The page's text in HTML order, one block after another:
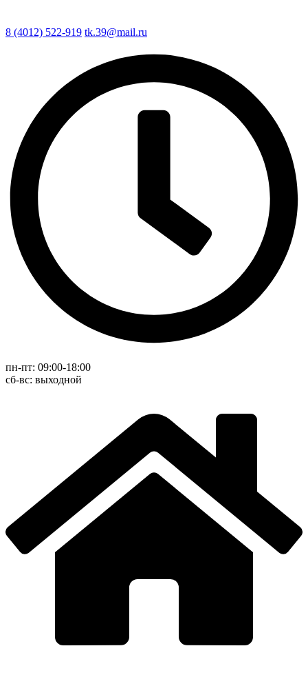
8 (4012) 522-919 tk.39@mail.ru
пн-пт: 09:00-18:00
cб-вс: выходной